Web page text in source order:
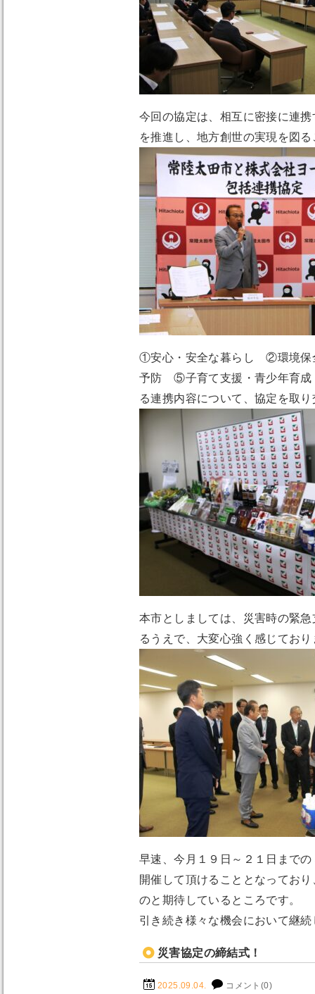
今回の協定は、相互に密接に連
を推進し、地方創世の実現を図
①安心・安全な暮らし ②環境保
予防 ⑤子育て支援・青少年育
る連携内容について、協定を取
本市としましては、災害時の緊
るうえで、大変心強く感じてお
早速、今月１９日～２１日まで
開催して頂けることとなってお
のと期待しているところです。
引き続き様々な機会において継
災害協定の締結式！
2025.09.04. コメント(0)